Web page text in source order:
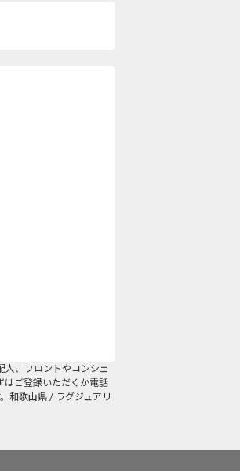
人、フロントやコンシェ
はご登録いただくか電話
和歌山県 / ラグジュアリ